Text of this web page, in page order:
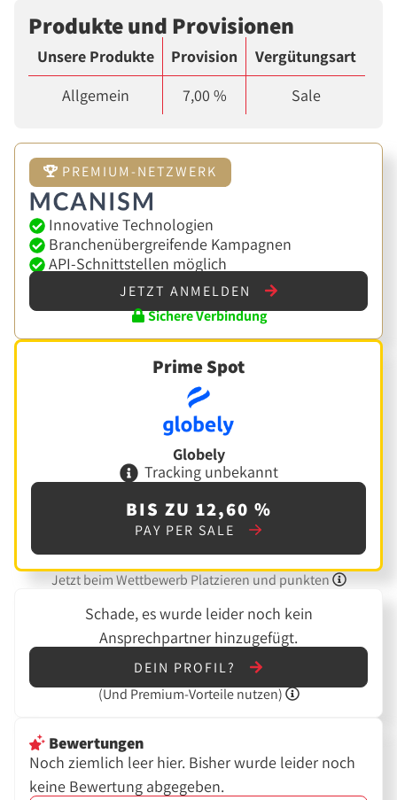
Produkte und Provisionen
Unsere Produkte Provision
Vergütungsart
Allgemein
7,00 % Sale
PREMIUM-NETZWERK
Innovative Technologien
Branchenübergreifende Kampagnen
API-Schnittstellen möglich
JETZT ANMELDEN
Sichere Verbindung
Prime Spot
Globely
Tracking unbekannt
BIS ZU 12,60 %
PAY PER SALE
Jetzt beim Wettbewerb Platzieren und punkten
Schade, es wurde leider noch kein
Ansprechpartner hinzugefügt.
DEIN PROFIL?
(Und Premium-Vorteile nutzen)
Bewertungen
Noch ziemlich leer hier. Bisher wurde leider noch
keine Bewertung abgegeben.